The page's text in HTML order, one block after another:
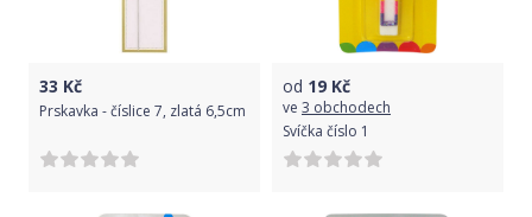
33 Kč
Prskavka - číslice 7, zlatá 6,5cm
od 19 Kč
ve 3 obchodech
Svíčka číslo 1